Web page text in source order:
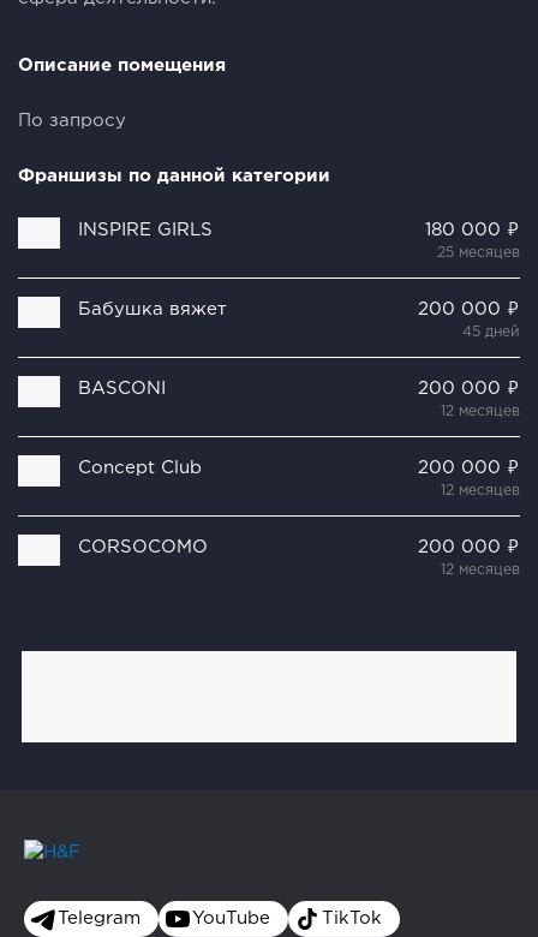
Описание помещения
По запросу
Франшизы по данной категории
INSPIRE GIRLS 180 000 ₽
25 месяцев
Бабушка вяжет 200 000 ₽
45 дней
BASCONI 200 000 ₽
12 месяцев
Concept Club 200 000 ₽
12 месяцев
CORSOCOMO 200 000 ₽
12 месяцев
Telegram YouTube TikTok